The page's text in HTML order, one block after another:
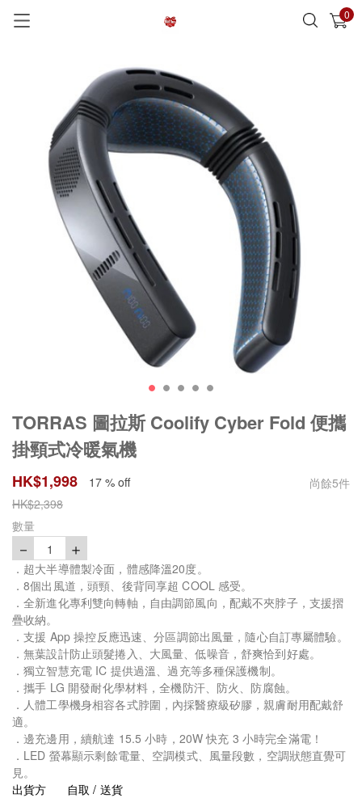
0
已加入購物車 查看
TORRAS 圖拉斯 Coolify Cyber Fold 便攜
掛頸式冷暖氣機
HK$1,998 17 % off 尚餘5件
HK$2,398
數量
－ 1 ＋
．超大半導體製冷面，體感降溫20度。
．8個出風道，頭頸、後背同享超 COOL 感受。
．全新進化專利雙向轉軸，自由調節風向，配戴不夾脖子，支援摺
疊收納。
．支援 App 操控反應迅速、分區調節出風量，隨心自訂專屬體驗。
．無葉設計防止頭髮捲入、大風量、低噪音，舒爽恰到好處。
．獨立智慧充電 IC 提供過溫、過充等多種保護機制。
．攜手 LG 開發耐化學材料，全機防汗、防火、防腐蝕。
．人體工學機身相容各式脖圍，內採醫療級矽膠，親膚耐用配戴舒
適。
．邊充邊用，續航達 15.5 小時，20W 快充 3 小時完全滿電！
．LED 螢幕顯示剩餘電量、空調模式、風量段數，空調狀態直覺可
見。
出貨方
自取 / 送貨